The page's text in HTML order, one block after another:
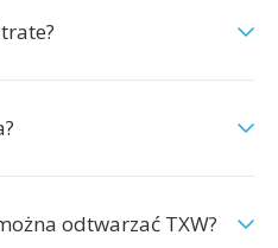
odtwarzać TXW?